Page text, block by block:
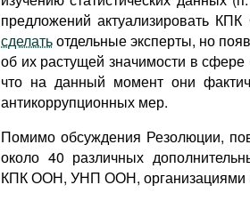
предложений актуализировать
сделатьотдельные эксперты, но
об их растущей значимости в
что на данный момент они
антикоррупционных мер.
Помимо обсуждения Резолюции,
около 40 различных
КПК ООН, УНП ООН, организациями